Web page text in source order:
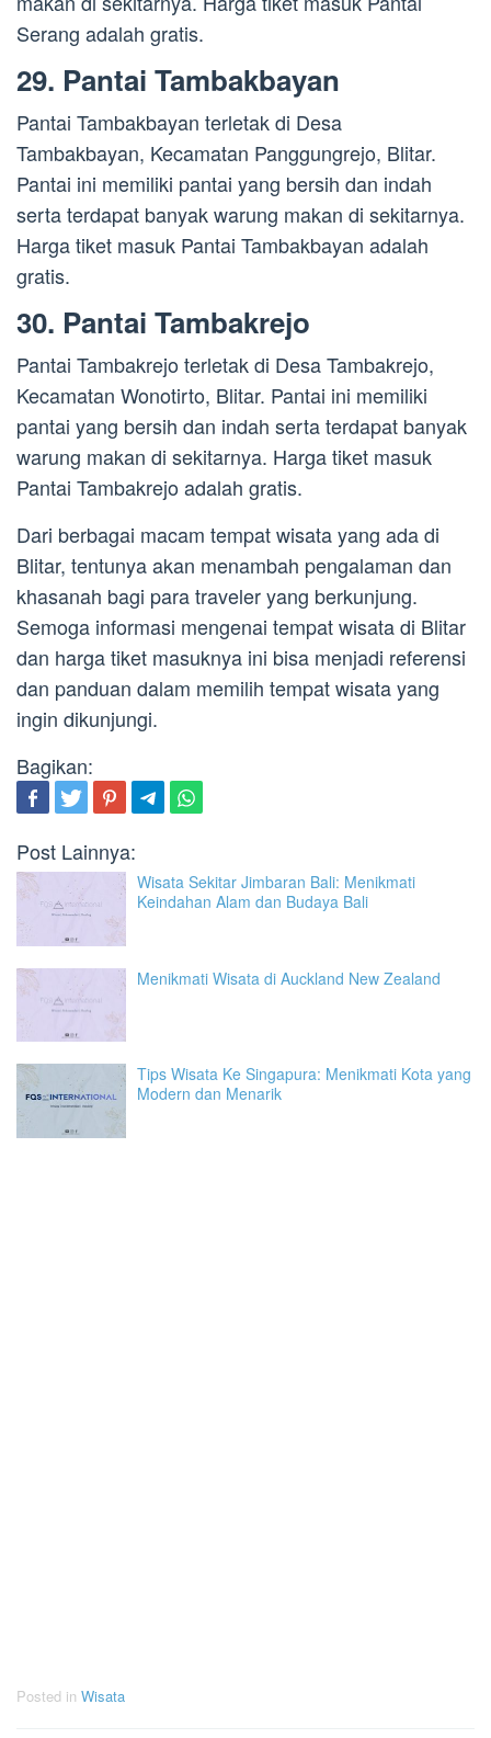
Serang adalah gratis.
29. Pantai Tambakbayan
Pantai Tambakbayan terletak di Desa
Tambakbayan, Kecamatan Panggungrejo, Blitar.
Pantai ini memiliki pantai yang bersih dan indah
serta terdapat banyak warung makan di sekitarnya.
Harga tiket masuk Pantai Tambakbayan adalah
gratis.
30. Pantai Tambakrejo
Pantai Tambakrejo terletak di Desa Tambakrejo,
Kecamatan Wonotirto, Blitar. Pantai ini memiliki
pantai yang bersih dan indah serta terdapat banyak
warung makan di sekitarnya. Harga tiket masuk
Pantai Tambakrejo adalah gratis.
Dari berbagai macam tempat wisata yang ada di
Blitar, tentunya akan menambah pengalaman dan
khasanah bagi para traveler yang berkunjung.
Semoga informasi mengenai tempat wisata di Blitar
dan harga tiket masuknya ini bisa menjadi referensi
dan panduan dalam memilih tempat wisata yang
ingin dikunjungi.
Bagikan:
Post Lainnya:
Wisata Sekitar Jimbaran Bali: Menikmati
Keindahan Alam dan Budaya Bali
Menikmati Wisata di Auckland New Zealand
Tips Wisata Ke Singapura: Menikmati Kota yang
Modern dan Menarik
Posted in Wisata